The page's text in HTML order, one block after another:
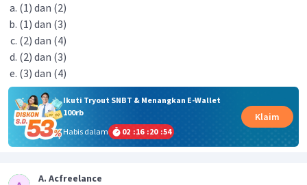
(1) dan (2)
(1) dan (3)
(2) dan (4)
(2) dan (3)
(3) dan (4)
Ikuti Tryout SNBT & Menangkan E-Wallet
100rb
Habis dalam
02 :16 :20 :54
Klaim
A. Acfreelance